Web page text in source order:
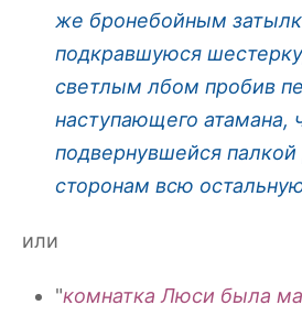
же бронебойным
подкравшуюся
светлым лбом пробив
наступающего атамана,
подвернувшейся
сторонам всю
или
"комнатка Люси была